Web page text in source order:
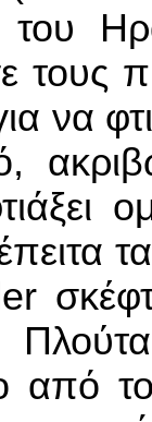
να
από